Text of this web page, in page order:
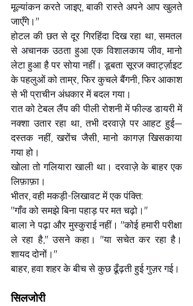
मूल्यांकन करते जाइए, बाकी रास्ते अपने आप खुलते
जाएँगे।"
होटल की छत से दूर गिरहिंदा दिख रहा था, समतल
से अचानक उठता हुआ एक विशालकाय जीव, मानो
लेटा हुआ है पर सोया नहीं। डूबता सूरज क्वार्ट्ज़ाइट
के पहलुओं को ताम्र, फिर कुचले बैंगनी, फिर आकाश
से भी प्राचीन अंधकार में बदल गया।
रात को टेबल लैंप की पीली रोशनी में फील्ड डायरी में
नक्शा उतार रहा था, तभी दरवाज़े पर आहट हुई—
दस्तक नहीं, खरोंच जैसी, मानो कागज़ खिसकाया
गया हो।
खोला तो गलियारा खाली था। दरवाज़े के बाहर एक
लिफ़ाफ़ा।
भीतर, वही मकड़ी-लिखावट में एक पंक्ति:
"गाँव को समझे बिना पहाड़ पर मत चढ़ो।"
बाला ने पढ़ा और मुस्कुराई नहीं। "कोई हमारी परीक्षा
ले रहा है," उसने कहा। "या सचेत कर रहा है।
शायद दोनों।"
बाहर, हवा शहर के बीच से कुछ ढूँढ़ती हुई गुज़र गई।
सिलजोरी